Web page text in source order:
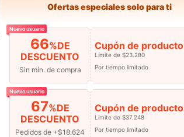
Útil (0)
Ofertas especiales solo para ti
Nuevo usuario
66%DE
DESCUENTO
Sin mín. de compra
Cupón de producto
Límite de $23.280
Por tiempo limitado
Nuevo usuario
67%DE
DESCUENTO
Pedidos de +$18.624
Cupón de producto
Límite de $37.248
Por tiempo limitado